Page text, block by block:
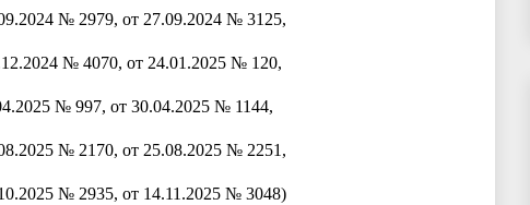
№ 2979, от 27.09.2024 № 3125,
№ 4070, от 24.01.2025 № 120,
№ 997, от 30.04.2025 № 1144,
№ 2170, от 25.08.2025 № 2251,
№ 2935, от 14.11.2025 № 3048)